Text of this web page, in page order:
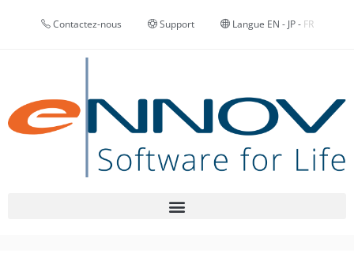
Contactez-nous Support Langue EN - JP- FR